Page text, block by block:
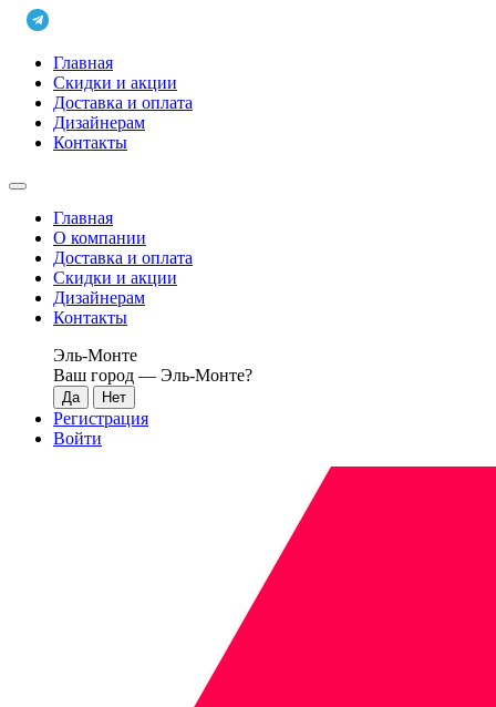
Главная
Скидки и акции
Доставка и оплата
Дизайнерам
Контакты
Главная
О компании
Доставка и оплата
Скидки и акции
Дизайнерам
Контакты
Эль-Монте
Ваш город — Эль-Монте?
Регистрация
Войти